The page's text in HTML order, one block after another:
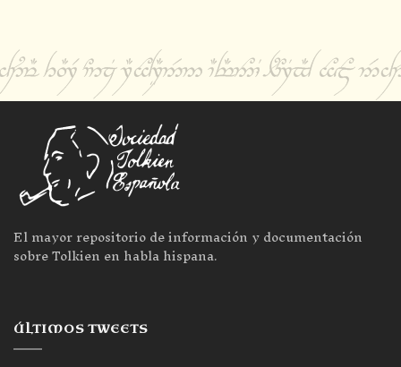
El mayor repositorio de información y documentación
sobre Tolkien en habla hispana.
ÚLTIMOS TWEETS